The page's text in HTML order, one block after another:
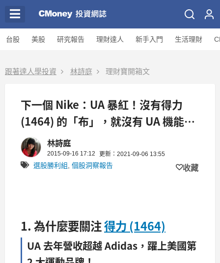
台股 美股 研究報告 理財達人 新手入門 生活理財
跟著達人學投資 林詩庭 理財寶開箱文
下一個 Nike：UA 暴紅！沒有得力
(1464) 的「布」，就沒有 UA 機能
衣！
林詩庭
2015-09-16 17:12 更新：2021-09-06 13:55
選股勝利組 個股洞察報告 收藏
1. 為什麼要關注得力 (1464)
UA 去年營收超越 Adidas，躍上美國第